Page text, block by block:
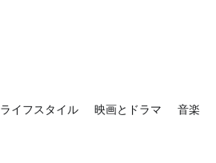
ライフスタイル 映画とドラマ 音楽